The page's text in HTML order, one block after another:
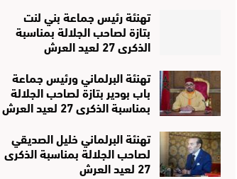
تهنئة رئيس جماعة بني لنت
بتازة لصاحب الجلالة بمناسبة
الذكرى 27 لعيد العرش
تهنئة البرلماني ورئيس جماعة
باب بودير بتازة لصاحب الجلالة
بمناسبة الذكرى 27 لعيد العرش
تهنئة البرلماني خليل الصديقي
لصاحب الجلالة بمناسبة الذكرى
27 لعيد العرش